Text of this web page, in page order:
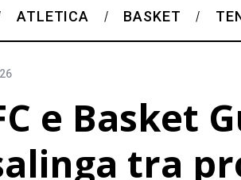
ATLETICA BASKET
e Basket
tra